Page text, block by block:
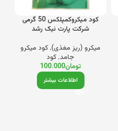
کود میکروکمپلکس 50 گرمی
شرکت پارت نیک رشد
میکرو (ریز مغذی),کود میکرو
جامد,کود
تومان100.000
اطلاعات بیشتر